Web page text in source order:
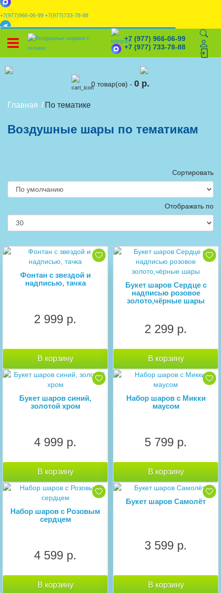
+7(977)966-06-99 +7(977)733-78-88
🎈 Конструктор
x УСТАНОВИТЕ НАШЕ ПРИЛОЖЕНИЕ!+7 (977) 966-06-99
+7 (977) 733-78-88
0 товар(ов) - 0 р.
Главная По тематике
Воздушные шары по тематикам
Сортировать
Отображать по
Фонтан с звездой и
надписью, тачка
2 999 р.
В корзину
Букет шаров Сердце с
надписью розовое
золото,чёрные шары
2 299 р.
В корзину
Букет шаров синий,
золотой хром
4 999 р.
В корзину
Набор шаров с Микки
маусом
5 799 р.
В корзину
Набор шаров с Розовым
сердцем
4 599 р.
В корзину
Букет шаров Самолёт
3 599 р.
В корзину